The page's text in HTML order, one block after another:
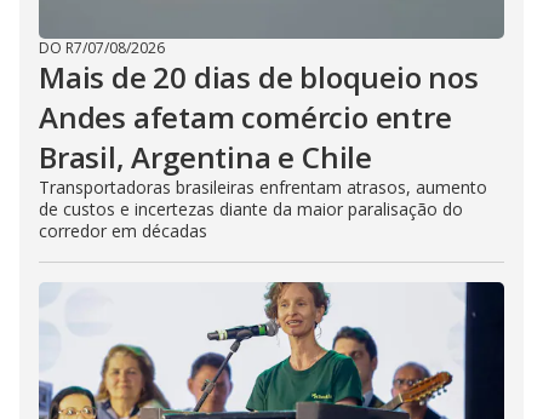
DO R7/07/08/2026
Mais de 20 dias de bloqueio nos
Andes afetam comércio entre
Brasil, Argentina e Chile
Transportadoras brasileiras enfrentam atrasos, aumento
de custos e incertezas diante da maior paralisação do
corredor em décadas